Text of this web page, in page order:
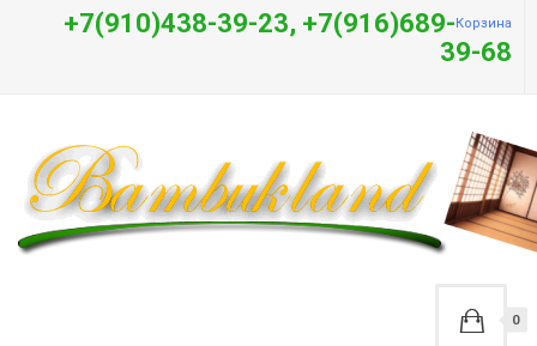
Корзина
+7(910)438-39-23, +7(916)689-
39-68
0